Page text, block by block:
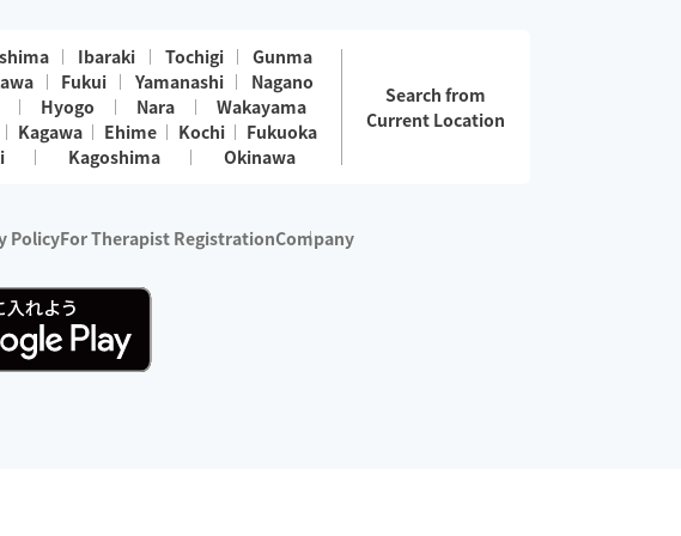
Ibaraki Tochigi
Gunma
Fukui Yamanashi
Nagano
Hyogo Nara
Wakayama
Kagawa Ehime Kochi
Fukuoka
Kagoshima Okinawa
Search from
Current Location
PolicyFor Therapist RegistrationCompany